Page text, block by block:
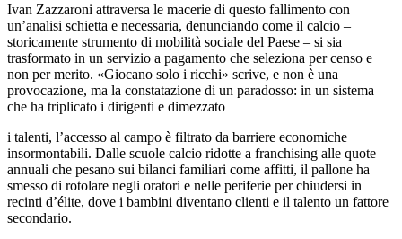
Ivan Zazzaroni attraversa le macerie di questo fallimento con
un’analisi schietta e necessaria, denunciando come il calcio –
storicamente strumento di mobilità sociale del Paese – si sia
trasformato in un servizio a pagamento che seleziona per censo e
non per merito. «Giocano solo i ricchi» scrive, e non è una
provocazione, ma la constatazione di un paradosso: in un sistema
che ha triplicato i dirigenti e dimezzato
i talenti, l’accesso al campo è filtrato da barriere economiche
insormontabili. Dalle scuole calcio ridotte a franchising alle quote
annuali che pesano sui bilanci familiari come affitti, il pallone ha
smesso di rotolare negli oratori e nelle periferie per chiudersi in
recinti d’élite, dove i bambini diventano clienti e il talento un fattore
secondario.